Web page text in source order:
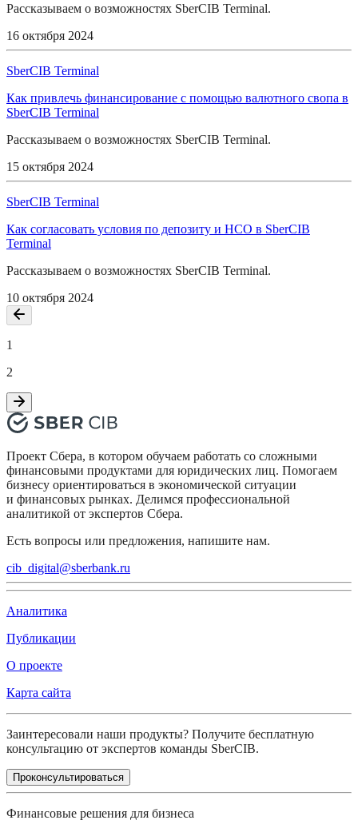
Рассказываем о возможностях SberCIB Terminal.
16 октября 2024
SberCIB Terminal
Как привлечь финансирование с помощью валютного свопа в
SberCIB Terminal
Рассказываем о возможностях SberCIB Terminal.
15 октября 2024
SberCIB Terminal
Как согласовать условия по депозиту и НСО в SberCIB
Terminal
Рассказываем о возможностях SberCIB Terminal.
10 октября 2024
1
2
Проект Сбера, в котором обучаем работать со сложными
финансовыми продуктами для юридических лиц. Помогаем
бизнесу ориентироваться в экономической ситуации
и финансовых рынках. Делимся профессиональной
аналитикой от экспертов Сбера.
Есть вопросы или предложения, напишите нам.
cib_digital@sberbank.ru
Аналитика
Публикации
О проекте
Карта сайта
Заинтересовали наши продукты? Получите бесплатную
консультацию от экспертов команды SberCIB.
Проконсультироваться
Финансовые решения для бизнеса